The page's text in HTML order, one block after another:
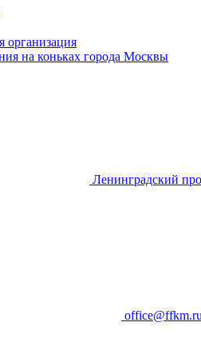
организация
на коньках города Москвы
Ленинградский
office@ffkm.ru